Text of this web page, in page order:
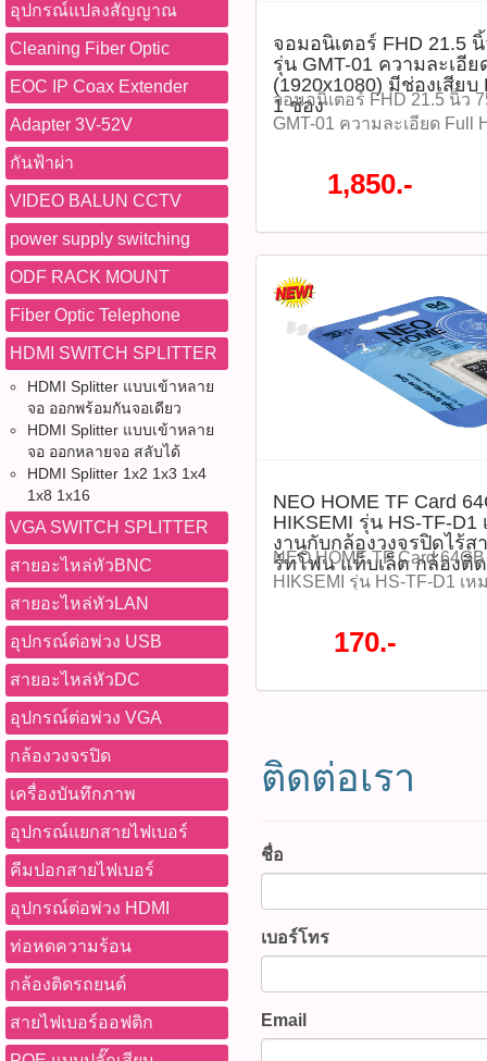
อุปกรณ์แปลงสัญญาณ
Cleaning Fiber Optic
EOC IP Coax Extender
Adapter 3V-52V
กันฟ้าผ่า
VIDEO BALUN CCTV
power supply switching
ODF RACK MOUNT
Fiber Optic Telephone
HDMI SWITCH SPLITTER
HDMI Splitter แบบเข้าหลาย
จอ ออกพร้อมกันจอเดียว
HDMI Splitter แบบเข้าหลาย
จอ ออกหลายจอ สลับได้
HDMI Splitter 1x2 1x3 1x4
1x8 1x16
VGA SWITCH SPLITTER
สายอะไหล่หัวBNC
สายอะไหล่หัวLAN
อุปกรณ์ต่อพ่วง USB
สายอะไหล่หัวDC
อุปกรณ์ต่อพ่วง VGA
กล้องวงจรปิด
เครื่องบันทึกภาพ
อุปกรณ์แยกสายไฟเบอร์
คีมปอกสายไฟเบอร์
อุปกรณ์ต่อพ่วง HDMI
ท่อหดความร้อน
กล้องติดรถยนต์
สายไฟเบอร์ออฟติก
987-3656 (saleธิป)
2686 (sale ตี๋)
จอมอนิเตอร์ FHD 21.5
รุ่น GMT-01 ความละเอีย
(1920x1080) มีช่องเสียบ
1 ช่อง
จอมอนิเตอร์ FHD 21.5 นิ้ว
GMT-01 ความละเอียด Full
ช่อง ราคา 1,850 บาท
Size : 21.5 Inches -Panel
Response time :5ms -
โปรโมชั่นทั้งหมด
#ติดต่อซื้อสินค้าที่นี้ 065-
@pbasupply4
987-3656 (saleธิป)
1,850.-
NEO HOME TF Card
HIKSEMI รุ่น HS-TF-D1
งานกับกล้องวงจรปิดไร้
ร์ทโฟน แท็บเล็ต กล้องติ
NEO HOME TF Card
HIKSEMI รุ่น HS-TF-D1 เ
แท็บเล็ต กล้องติดรถยนต์ รา
HS-TF-D1 (รหัสสินค้า :
987-3656 (saleธิป)
@peeranun8336
170.-
ติดต่อเรา
ชื่อ
เบอร์โทร
Email